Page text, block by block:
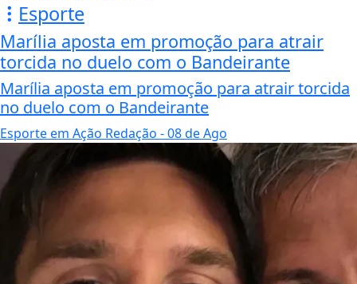
Esporte
Marília aposta em promoção para atrair
torcida no duelo com o Bandeirante
Marília aposta em promoção para atrair torcida
no duelo com o Bandeirante
Esporte em Ação Redação - 08 de Ago